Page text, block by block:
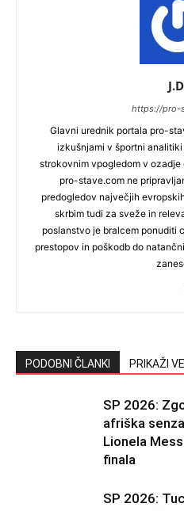
https://pro-
Glavni urednik portala pro-
izkušnjami v športni
strokovnim vpogledom v
pro-stave.com ne
predogledov največjih
skrbim tudi za sveže in
poslanstvo je bralcem ponuditi
prestopov in poškodb do
PODOBNI ČLANKI PRIKAŽI
SP 2026:
afriška
Lionela
finala
SP 2026: